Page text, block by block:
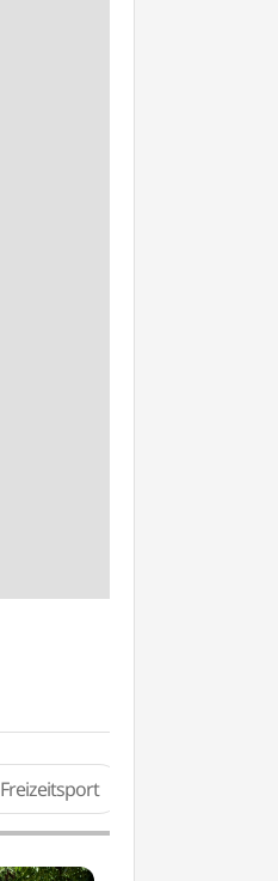
Freizeitsport